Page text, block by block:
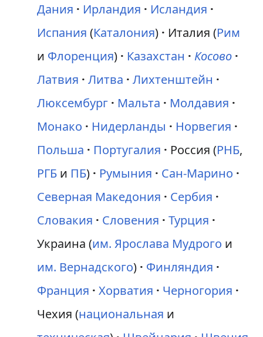
Дания
Ирландия
Исландия
Испания (Каталония) Италия (Рим
и Флоренция) Казахстан
Косово
Латвия
Литва
Лихтенштейн
Люксембург
Мальта
Молдавия
Монако
Нидерланды
Норвегия
Польша
Португалия Россия (РНБ,
РГБ и ПБ) Румыния
Сан-Марино
Северная Македония
Сербия
Словакия
Словения
Турция
Украина (им. Ярослава Мудрого и
им. Вернадского)
Финляндия
Франция
Хорватия
Черногория
Чехия (национальная и